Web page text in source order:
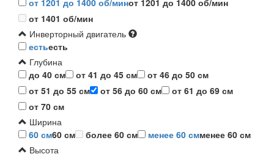
от 1201 до 1400 об/минот 1201 до 1400 об/мин
от 1401 об/мин
Инверторный двигатель
естьесть
Глубина
до 40 см
от 41 до 45 см
от 46 до 50 см
от 51 до 55 см
от 56 до 60 см
от 61 до 69 см
от 70 см
Ширина
60 см60 см более 60 см менее 60 смменее 60 см
Высота